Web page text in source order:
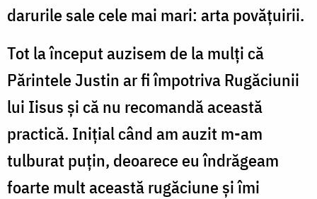
darurile sale cele mai mari: arta povățuirii.
Tot la început auzisem de la mulți că
Părintele Justin ar fi împotriva Rugăciunii
lui Iisus și că nu recomandă această
practică. Inițial când am auzit m-am
tulburat puțin, deoarece eu îndrăgeam
foarte mult această rugăciune și îmi